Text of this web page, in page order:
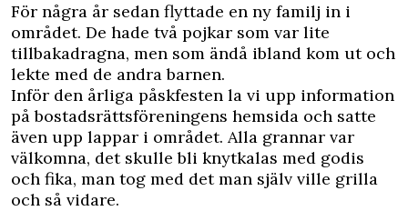
För några år sedan flyttade en ny familj in i
området. De hade två pojkar som var lite
tillbakadragna, men som ändå ibland kom ut och
lekte med de andra barnen.
Inför den årliga påskfesten la vi upp information
på bostadsrättsföreningens hemsida och satte
även upp lappar i området. Alla grannar var
välkomna, det skulle bli knytkalas med godis
och fika, man tog med det man själv ville grilla
och så vidare.